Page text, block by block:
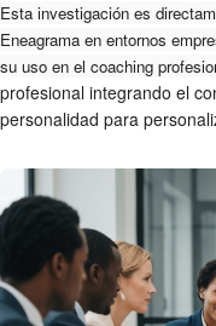
Esta investigación es
Eneagrama en entornos
su uso en el coaching
profesional integrando el
personalidad para